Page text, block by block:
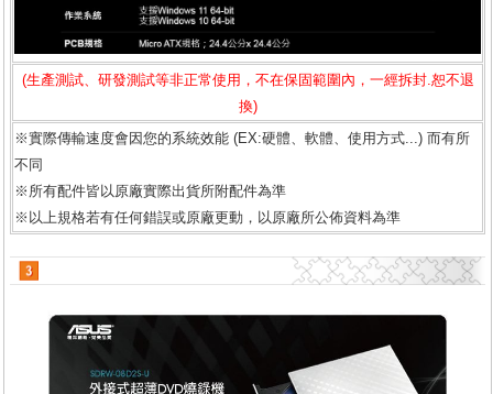
(生產測試、研發測試等非正常使用，不在保固範圍內，一經拆封.恕不退
換)
※實際傳輸速度會因您的系統效能 (EX:硬體、軟體、使用方式...) 而有所
不同
※所有配件皆以原廠實際出貨所附配件為準
※以上規格若有任何錯誤或原廠更動，以原廠所公佈資料為準